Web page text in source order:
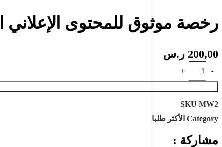
رخصة موثوق للمحتوى الإعلاني
200,00 ر.س
SKU MW2
Category الأكثر طلبا
مشاركة :